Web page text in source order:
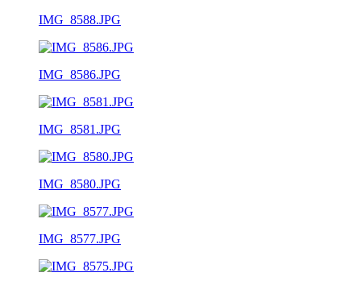
IMG_8588.JPG
IMG_8586.JPG
IMG_8581.JPG
IMG_8580.JPG
IMG_8577.JPG